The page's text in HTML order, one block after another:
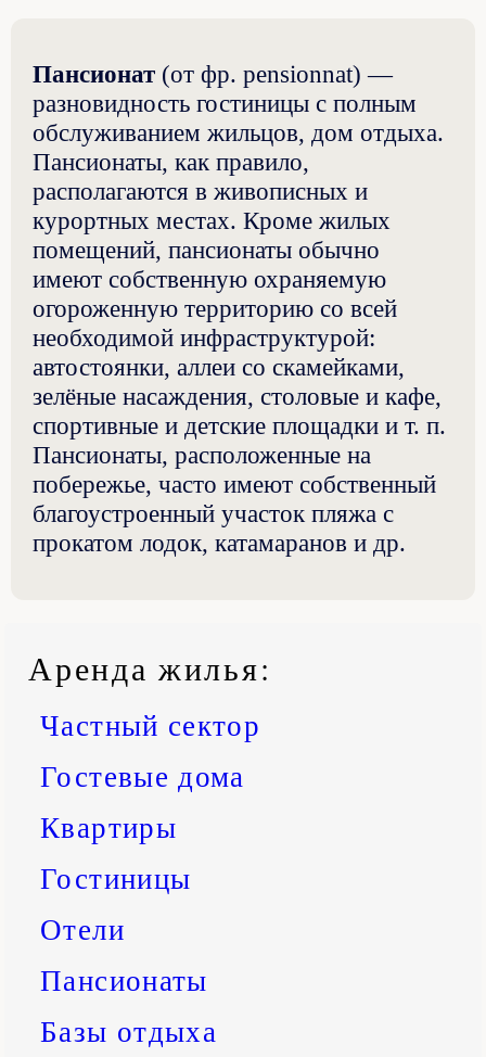
Аренда жилья:
Частный сектор
Гостевые дома
Квартиры
Гостиницы
Отели
Пансионаты
Базы отдыха
Пансионат (от фр. pensionnat) —
разновидность гостиницы с полным
обслуживанием жильцов, дом отдыха.
Пансионаты, как правило,
располагаются в живописных и
курортных местах. Кроме жилых
помещений, пансионаты обычно
имеют собственную охраняемую
огороженную территорию со всей
необходимой инфраструктурой:
автостоянки, аллеи со скамейками,
зелёные насаждения, столовые и кафе,
спортивные и детские площадки и т. п.
Пансионаты, расположенные на
побережье, часто имеют собственный
благоустроенный участок пляжа с
прокатом лодок, катамаранов и др.